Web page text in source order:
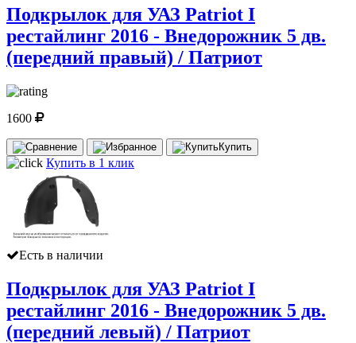
Подкрылок для УАЗ Patriot I
рестайлинг 2016 - Внедорожник 5 дв.
(передний правый) / Патриот
1600
Купить
Купить в 1 клик
Есть в наличии
Подкрылок для УАЗ Patriot I
рестайлинг 2016 - Внедорожник 5 дв.
(передний левый) / Патриот